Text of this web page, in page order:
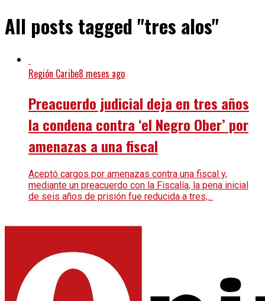
All posts tagged "tres alos"
Región Caribe8 meses ago
Preacuerdo judicial deja en tres años
la condena contra ‘el Negro Ober’ por
amenazas a una fiscal
Aceptó cargos por amenazas contra una fiscal y,
mediante un preacuerdo con la Fiscalía, la pena inicial
de seis años de prisión fue reducida a tres,...